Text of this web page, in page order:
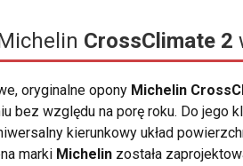
CrossClimate 2
oryginalne opony Michelin
bez względu na porę roku. Do jego
kierunkowy układ
marki Michelin została